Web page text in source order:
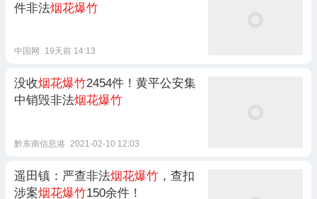
件非法烟花爆竹
中国网 19天前 14:13
没收烟花爆竹2454件！黄平公安集
中销毁非法烟花爆竹
黔东南信息港 2021-02-10 12:03
遥田镇：严查非法烟花爆竹 ，查扣
涉案烟花爆竹150余件！